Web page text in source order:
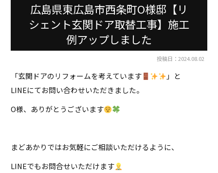
広島県東広島市西条町O様邸【リ
シェント玄関ドア取替工事】施工
例アップしました
投稿日：2024.08.02
「玄関ドアのリフォームを考えています
」と
LINEにてお問い合わせいただきました。
O様、ありがとうございます
まどあかりではお気軽にご相談いただけるように、
LINEでもお問合せいただけます